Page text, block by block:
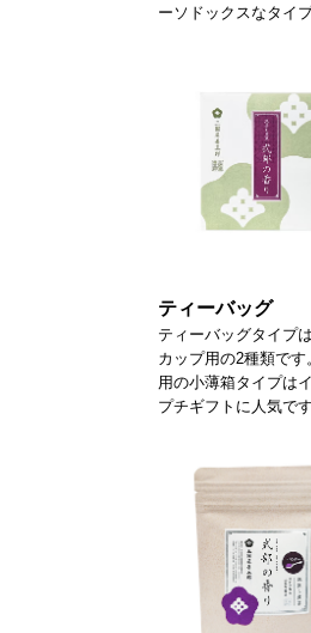
ーソドックスなタイプ
ティーバッグ
ティーバッグタイプ
カップ用の2種類です
用の小薄箱タイプは
プチギフトに人気です